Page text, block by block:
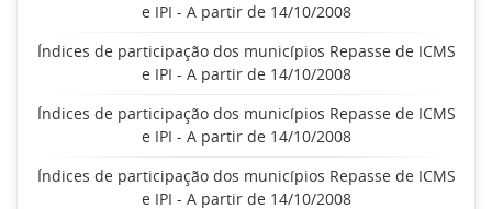
e IPI - A partir de 14/10/2008
Índices de participação dos municípios Repasse de ICMS
e IPI - A partir de 14/10/2008
Índices de participação dos municípios Repasse de ICMS
e IPI - A partir de 14/10/2008
Índices de participação dos municípios Repasse de ICMS
e IPI - A partir de 14/10/2008